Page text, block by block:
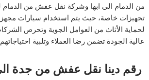
من الدمام الى ابها وشركة نقل عفش من الدمام
تجهيزات خاصة، حيث يتم استخدام سيارات
لحماية الأثاث من العوامل الجوية وتحرص
عالية الجودة تضمن رضا العملاء وتلبية
رقم دينا نقل عفش من جدة